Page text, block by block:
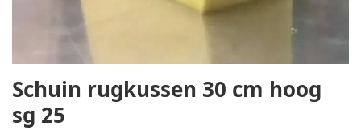
Schuin rugkussen 30 cm hoog
sg 25